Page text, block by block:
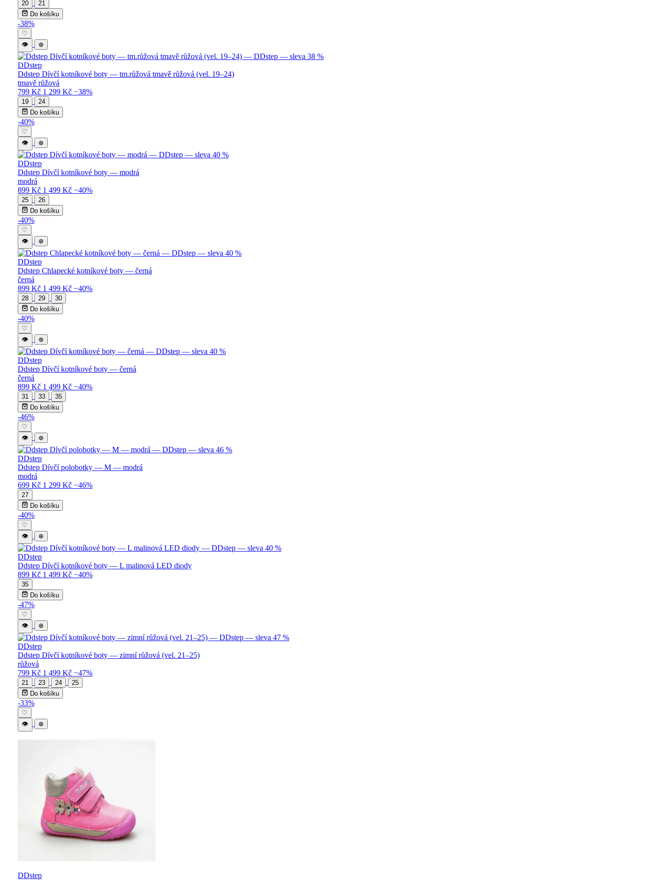
20
21
Do košíku
-38%
♡
👁
⊕
DDstep
Ddstep Dívčí kotníkové boty — tm.růžová tmavě růžová (vel. 19–24)
tmavě růžová
799 Kč 1 299 Kč −38%
19
24
Do košíku
-40%
♡
👁
⊕
DDstep
Ddstep Dívčí kotníkové boty — modrá
modrá
899 Kč 1 499 Kč −40%
25
26
Do košíku
-40%
♡
👁
⊕
DDstep
Ddstep Chlapecké kotníkové boty — černá
černá
899 Kč 1 499 Kč −40%
28 29
30
Do košíku
-40%
♡
👁
⊕
DDstep
Ddstep Dívčí kotníkové boty — černá
černá
899 Kč 1 499 Kč −40%
31 33
35
Do košíku
-46%
♡
👁
⊕
DDstep
Ddstep Dívčí polobotky — M — modrá
modrá
699 Kč 1 299 Kč −46%
27
Do košíku
-40%
♡
👁
⊕
DDstep
Ddstep Dívčí kotníkové boty — L malinová LED diody
899 Kč 1 499 Kč −40%
35
Do košíku
-47%
♡
👁
⊕
DDstep
Ddstep Dívčí kotníkové boty — zimní růžová (vel. 21–25)
růžová
799 Kč 1 499 Kč −47%
21 23 24
25
Do košíku
-33%
♡
👁
⊕
DDstep